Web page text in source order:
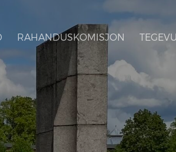
RAHANDUSKOMISJON